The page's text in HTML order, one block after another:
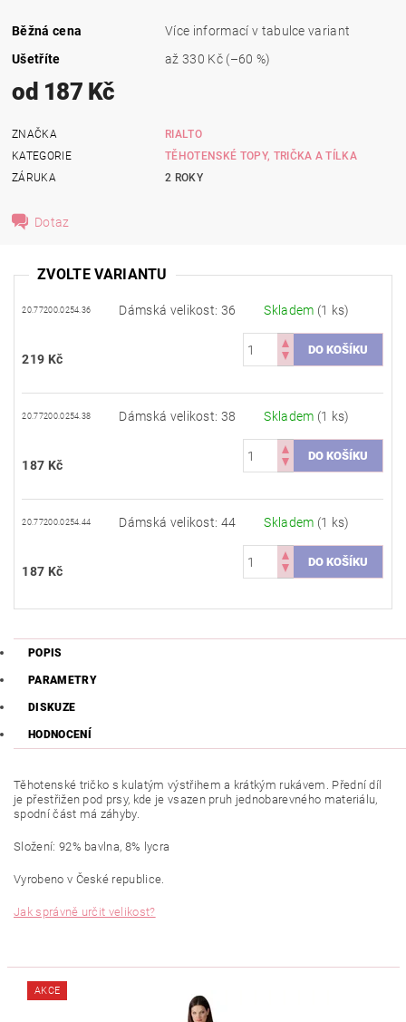
Běžná cena
Více informací v tabulce variant
Ušetříte
až330 Kč (–60 %)
od 187 Kč
ZNAČKA
RIALTO
KATEGORIE
TĚHOTENSKÉ TOPY, TRIČKA A TÍLKA
ZÁRUKA
2 ROKY
Dotaz
ZVOLTE VARIANTU
20.77200.0254.36 Dámská velikost: 36 Skladem (1 ks)
219 Kč
20.77200.0254.38 Dámská velikost: 38 Skladem (1 ks)
187 Kč
20.77200.0254.44 Dámská velikost: 44 Skladem (1 ks)
187 Kč
POPIS
PARAMETRY
DISKUZE
HODNOCENÍ
Těhotenské tričko s kulatým výstřihem a krátkým rukávem. Přední díl
je přestřižen pod prsy, kde je vsazen pruh jednobarevného materiálu,
spodní část má záhyby.
Složení: 92% bavlna, 8% lycra
Vyrobeno v České republice.
Jak správně určit velikost?
AKCE